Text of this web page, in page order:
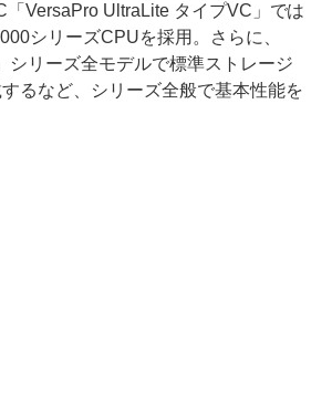
「VersaPro UltraLite タイプVC」では
シリーズCPUを採用。さらに、
シリーズ全モデルで標準ストレージ
るなど、シリーズ全般で基本性能を